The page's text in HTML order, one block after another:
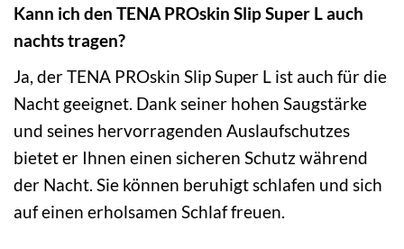
Kann ich den TENA PROskin Slip Super L auch
nachts tragen?
Ja, der TENA PROskin Slip Super L ist auch für die
Nacht geeignet. Dank seiner hohen Saugstärke
und seines hervorragenden Auslaufschutzes
bietet er Ihnen einen sicheren Schutz während
der Nacht. Sie können beruhigt schlafen und sich
auf einen erholsamen Schlaf freuen.